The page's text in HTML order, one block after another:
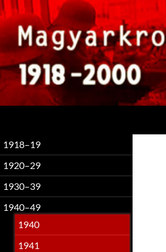
1918–19
1920–29
1930–39
1940–49
1940
1941